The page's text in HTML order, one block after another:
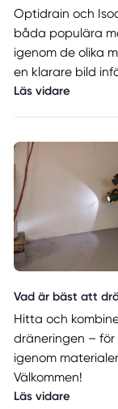
Optidrain och
båda populära
igenom de olika
en klarare bild
Läs vidare
Vad är bäst att
Hitta och
dräneringen –
igenom
Välkommen!
Läs vidare